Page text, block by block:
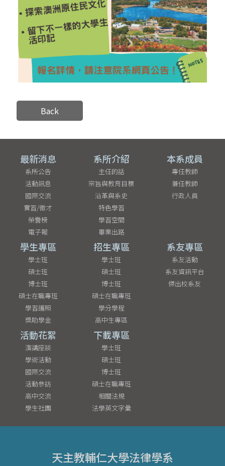
Back
最新消息
系所公告
活動訊息
國際交流
實習/徵才
榮譽榜
電子報
系所介紹
主任的話
宗旨與教育目標
沿革與系史
特色學習
學習空間
畢業出路
本系成員
專任教師
兼任教師
行政人員
學生專區
學士班
碩士班
博士班
碩士在職專班
學習護照
獎助學金
招生專區
學士班
碩士班
博士班
碩士在職專班
學分學程
高中生專區
系友專區
系友活動
系友資訊平台
傑出校系友
活動花絮
演講座談
學術活動
國際交流
活動參訪
高中交流
學生社團
下載專區
學士班
碩士班
博士班
碩士在職專班
相關法規
法學英文字彙
天主教輔仁大學法律學系